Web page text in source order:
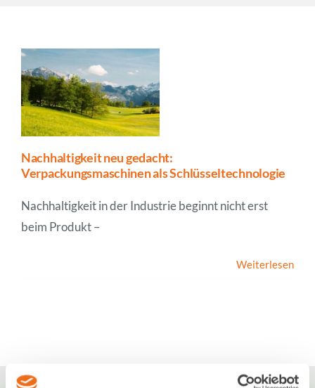
News
Nachhaltigkeit neu gedacht:
Verpackungsmaschinen als Schlüsseltechnologie
Nachhaltigkeit in der Industrie beginnt nicht erst
beim Produkt –
Weiterlesen